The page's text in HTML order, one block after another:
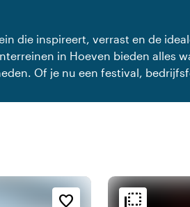
die inspireert, verrast en de
in Hoeven bieden alles
Of je nu een festival,
favorite_border
en esthetiek flip_to_back
en ligging